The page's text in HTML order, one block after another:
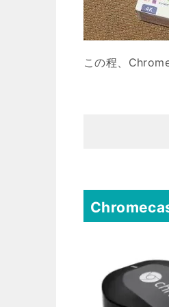
この程、